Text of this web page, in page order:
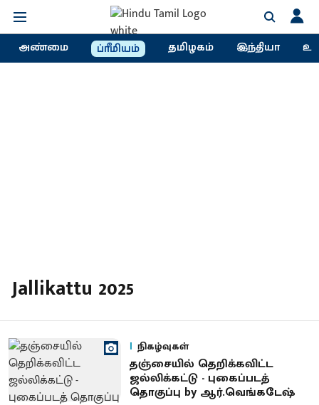
அண்மை ப்ரீமியம் தமிழகம் இந்தியா
Jallikattu 2025
நிகழ்வுகள்
தஞ்சையில் தெறிக்கவிட்ட
ஜல்லிக்கட்டு - புகைப்படத்
தொகுப்பு by ஆர்.வெங்கடேஷ்